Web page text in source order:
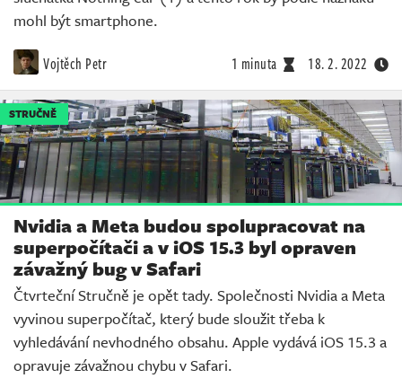
mohl být smartphone.
Vojtěch Petr 1 minuta 18. 2. 2022
STRUČNĚ
Nvidia a Meta budou spolupracovat na
superpočítači a v iOS 15.3 byl opraven
závažný bug v Safari
Čtvrteční Stručně je opět tady. Společnosti Nvidia a Meta
vyvinou superpočítač, který bude sloužit třeba k
vyhledávání nevhodného obsahu. Apple vydává iOS 15.3 a
opravuje závažnou chybu v Safari.